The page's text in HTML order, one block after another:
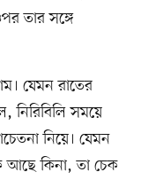
তার সঙ্গে
যেমন রাতের
নিরিবিলি সময়ে
নিয়ে। যেমন
আছে কিনা, তা চেক